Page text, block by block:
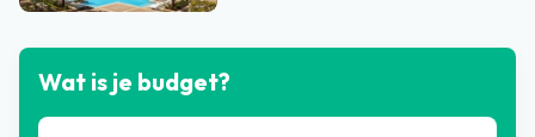
Wat is je budget?